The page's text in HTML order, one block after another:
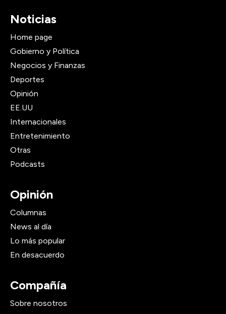
Noticias
Home page
Gobierno y Política
Negocios y Finanzas
Deportes
Opinión
EE.UU
Internacionales
Entretenimiento
Otras
Podcasts
Opinión
Columnas
News al día
Lo más popular
En desacuerdo
Compañía
Sobre nosotros